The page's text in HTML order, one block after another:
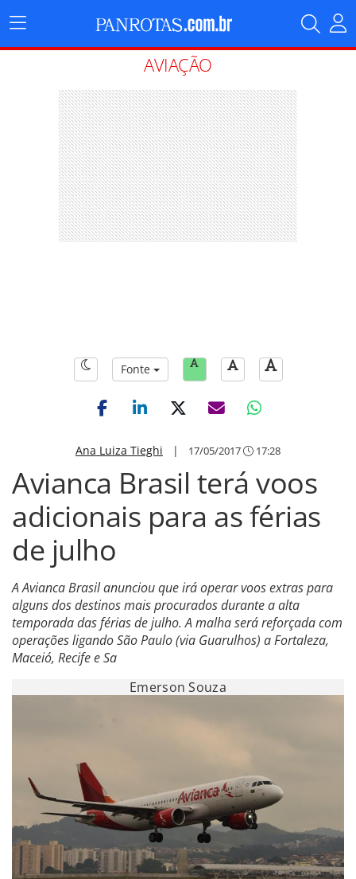
Menu
Principal
AVIAÇÃO
Fonte
Ana Luiza Tieghi | 17/05/2017 17:28
Avianca Brasil terá voos
adicionais para as férias
de julho
A Avianca Brasil anunciou que irá operar voos extras para
alguns dos destinos mais procurados durante a alta
temporada das férias de julho. A malha será reforçada com
operações ligando São Paulo (via Guarulhos) a Fortaleza,
Maceió, Recife e Sa
Emerson Souza